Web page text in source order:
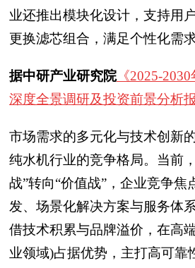
业还推出模块化设计，支持用
更换滤芯组合，满足个性化需求
据中研产业研究院《2025-
深度全景调研及投资前景分析报
市场需求的多元化与技术创新
纯水机行业的竞争格局。当前
战”转向“价值战”，企业竞争焦
发、场景化解决方案与服务体
借技术积累与品牌溢价，在高
业领域)占据优势，主打高可靠